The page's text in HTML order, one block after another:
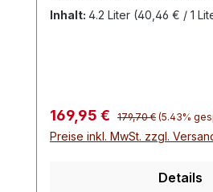
Ressourcen mit
Rocky- Mountains
destilliert.Die erste
Anschließend reifte der
Inhalt: 4.2 Liter (40,46 € / 1
Verkaufspreis:
169,95 € Regulärer Preis:
179,70 € (5.43%
Preise inkl. MwSt. zzgl.
Details